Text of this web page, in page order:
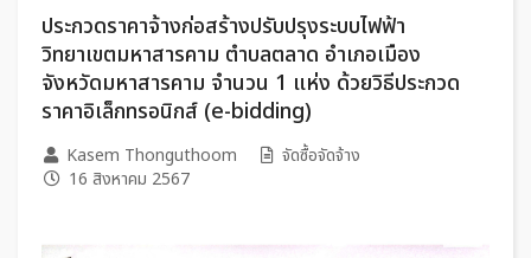
ประกวดราคาจ้างก่อสร้างปรับปรุงระบบไฟฟ้า
วิทยาเขตมหาสารคาม ตำบลตลาด อำเภอเมือง
จังหวัดมหาสารคาม จำนวน 1 แห่ง ด้วยวิธีประกวด
ราคาอิเล็กทรอนิกส์ (e-bidding)
Kasem Thonguthoom
จัดซื้อจัดจ้าง
16 สิงหาคม 2567